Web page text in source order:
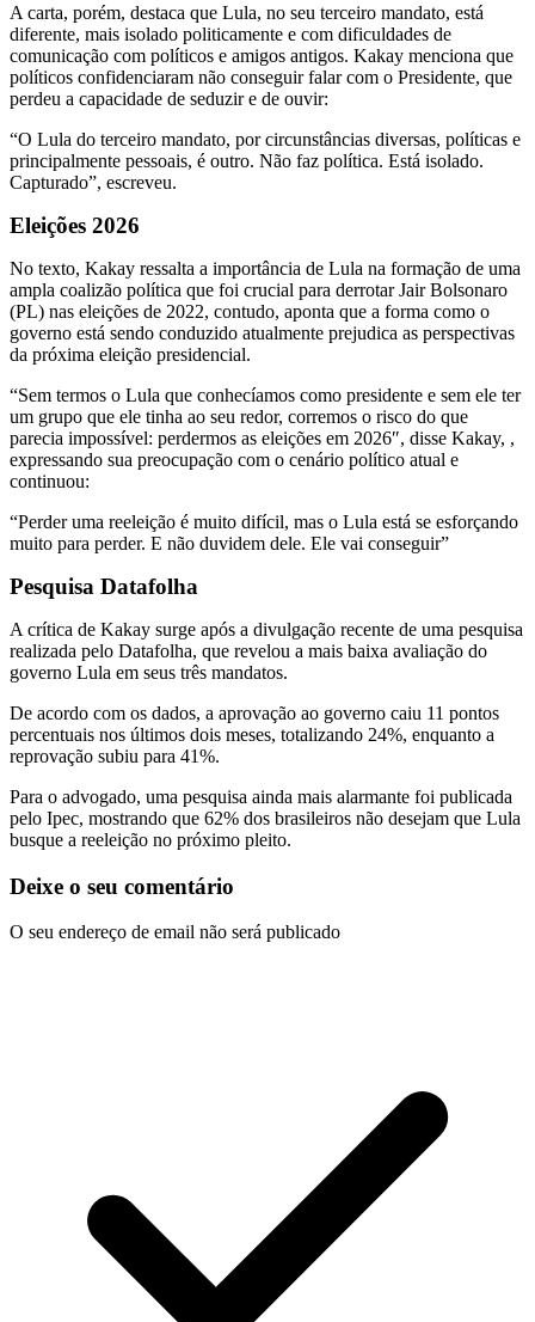
A carta, porém, destaca que Lula, no seu terceiro mandato, está
diferente, mais isolado politicamente e com dificuldades de
comunicação com políticos e amigos antigos. Kakay menciona que
políticos confidenciaram não conseguir falar com o Presidente, que
perdeu a capacidade de seduzir e de ouvir:
“O Lula do terceiro mandato, por circunstâncias diversas, políticas e
principalmente pessoais, é outro. Não faz política. Está isolado.
Capturado”, escreveu.
Eleições 2026
No texto, Kakay ressalta a importância de Lula na formação de uma
ampla coalizão política que foi crucial para derrotar Jair Bolsonaro
(PL) nas eleições de 2022, contudo, aponta que a forma como o
governo está sendo conduzido atualmente prejudica as perspectivas
da próxima eleição presidencial.
“Sem termos o Lula que conhecíamos como presidente e sem ele ter
um grupo que ele tinha ao seu redor, corremos o risco do que
parecia impossível: perdermos as eleições em 2026″, disse Kakay, ,
expressando sua preocupação com o cenário político atual e
continuou:
“Perder uma reeleição é muito difícil, mas o Lula está se esforçando
muito para perder. E não duvidem dele. Ele vai conseguir”
Pesquisa Datafolha
A crítica de Kakay surge após a divulgação recente de uma pesquisa
realizada pelo Datafolha, que revelou a mais baixa avaliação do
governo Lula em seus três mandatos.
De acordo com os dados, a aprovação ao governo caiu 11 pontos
percentuais nos últimos dois meses, totalizando 24%, enquanto a
reprovação subiu para 41%.
Para o advogado, uma pesquisa ainda mais alarmante foi publicada
pelo Ipec, mostrando que 62% dos brasileiros não desejam que Lula
busque a reeleição no próximo pleito.
Deixe o seu comentário
O seu endereço de email não será publicado